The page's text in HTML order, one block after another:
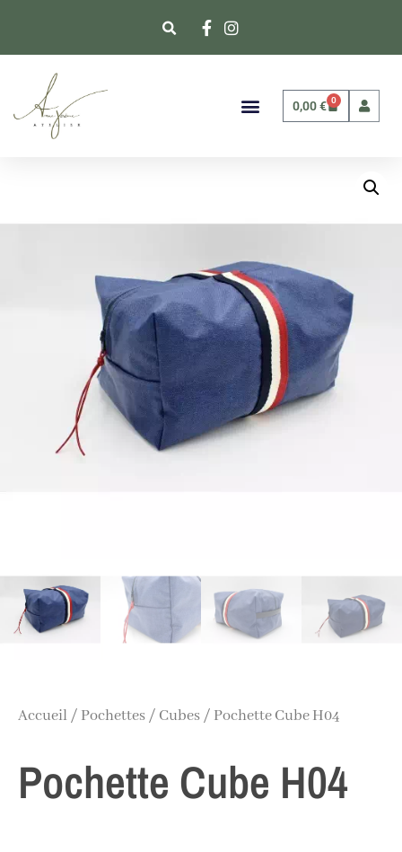
0,00€ 0
Accueil / Pochettes / Cubes / Pochette Cube H04
Pochette Cube H04